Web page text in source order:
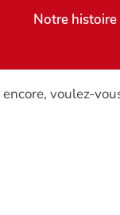
Notre histoire
voulez-